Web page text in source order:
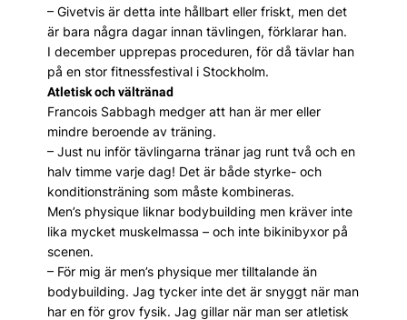
– Givetvis är detta inte hållbart eller friskt, men det
är bara några dagar innan tävlingen, förklarar han.
I december upprepas proceduren, för då tävlar han
på en stor fitnessfestival i Stockholm.
Atletisk och vältränad
Francois Sabbagh medger att han är mer eller
mindre beroende av träning.
– Just nu inför tävlingarna tränar jag runt två och en
halv timme varje dag! Det är både styrke- och
konditionsträning som måste kombineras.
Men’s physique liknar bodybuilding men kräver inte
lika mycket muskelmassa – och inte bikinibyxor på
scenen.
– För mig är men’s physique mer tilltalande än
bodybuilding. Jag tycker inte det är snyggt när man
har en för grov fysik. Jag gillar när man ser atletisk